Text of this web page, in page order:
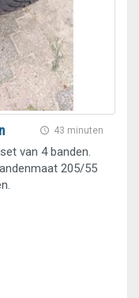
43 minuten
van 4 banden.
205/55